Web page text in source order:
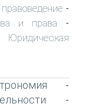
-
и права -
Юридическая
-
-